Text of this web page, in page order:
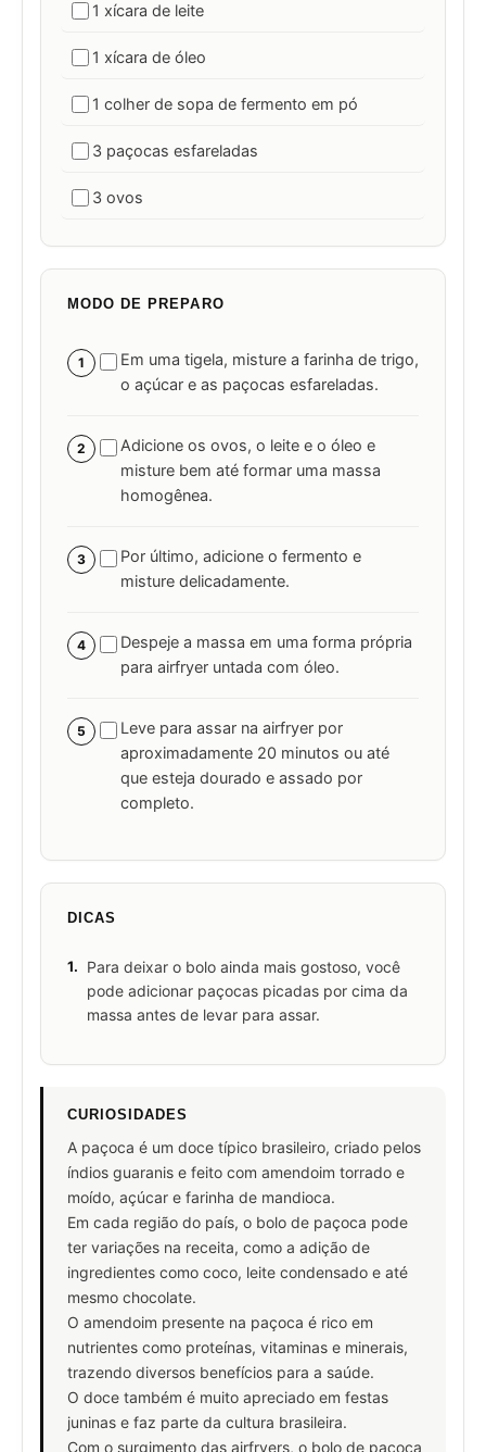
1 xícara de leite
1 xícara de óleo
1 colher de sopa de fermento em pó
3 paçocas esfareladas
3 ovos
MODO DE PREPARO
1
Em uma tigela, misture a farinha de trigo,
o açúcar e as paçocas esfareladas.
2
Adicione os ovos, o leite e o óleo e
misture bem até formar uma massa
homogênea.
3
Por último, adicione o fermento e
misture delicadamente.
4
Despeje a massa em uma forma própria
para airfryer untada com óleo.
5
Leve para assar na airfryer por
aproximadamente 20 minutos ou até
que esteja dourado e assado por
completo.
DICAS
1.
Para deixar o bolo ainda mais gostoso, você
pode adicionar paçocas picadas por cima da
massa antes de levar para assar.
CURIOSIDADES
A paçoca é um doce típico brasileiro, criado pelos
índios guaranis e feito com amendoim torrado e
moído, açúcar e farinha de mandioca.
Em cada região do país, o bolo de paçoca pode
ter variações na receita, como a adição de
ingredientes como coco, leite condensado e até
mesmo chocolate.
O amendoim presente na paçoca é rico em
nutrientes como proteínas, vitaminas e minerais,
trazendo diversos benefícios para a saúde.
O doce também é muito apreciado em festas
juninas e faz parte da cultura brasileira.
Com o surgimento das airfryers, o bolo de paçoca